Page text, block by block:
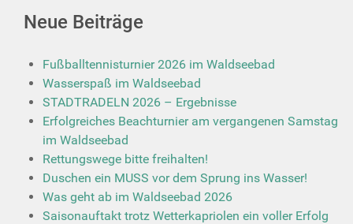
Neue Beiträge
Fußballtennisturnier 2026 im Waldseebad
Wasserspaß im Waldseebad
STADTRADELN 2026 – Ergebnisse
Erfolgreiches Beachturnier am vergangenen Samstag
im Waldseebad
Rettungswege bitte freihalten!
Duschen ein MUSS vor dem Sprung ins Wasser!
Was geht ab im Waldseebad 2026
Saisonauftakt trotz Wetterkapriolen ein voller Erfolg